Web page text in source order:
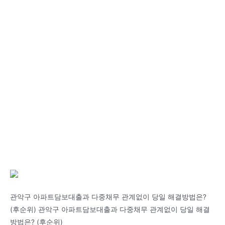
관악구 아파트담보대출과 다중채무 관계없이 당일 해결방법은?
(후순위) 관악구 아파트담보대출과 다중채무 관계없이 당일 해결
방법은? (후순위)